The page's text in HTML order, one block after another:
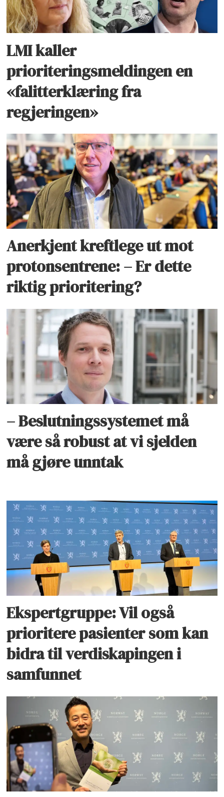
LMI kaller
prioriteringsmeldingen en
«falitterklæring fra
regjeringen»
Anerkjent kreftlege ut mot
protonsentrene: – Er dette
riktig prioritering?
– Beslutningssystemet må
være så robust at vi sjelden
må gjøre unntak
Ekspertgruppe: Vil også
prioritere pasienter som kan
bidra til verdiskapingen i
samfunnet